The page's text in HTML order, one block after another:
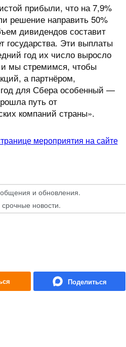
прибыли, что на 7,9%
решение направить 50%
дивидендов составит
государства. Эти выплаты
год их число выросло
и мы стремимся, чтобы
а партнёром,
для Сбера особенный —
путь от
компаний страны».
мероприятия на сайте
и обновления.
новости.